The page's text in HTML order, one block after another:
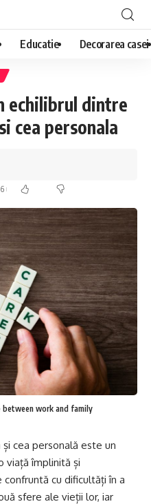
Educatie Decorarea casei
echilibrul dintre
cea personala
between work and family
cea personală este un
viață împlinită și
cu dificultăți în a
sfere ale vieții lor, iar